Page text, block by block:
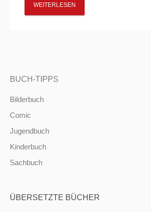
WEITERLESEN
BUCH-TIPPS
Bilderbuch
Comic
Jugendbuch
Kinderbuch
Sachbuch
ÜBERSETZTE BÜCHER